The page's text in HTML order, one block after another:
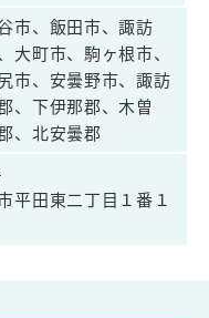
市、飯田市、諏訪
大町市、駒ヶ根市、
市、安曇野市、諏訪
、下伊那郡、木曽
、北安曇郡
平田東二丁目１番１